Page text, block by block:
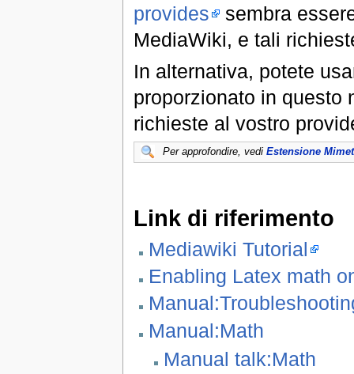
provides sembra
MediaWiki, e tali
In alternativa, potete
proporzionato in questo
richieste al vostro
Per approfondire, vedi Estensione
Link di riferimento
Mediawiki Tutorial
Enabling Latex math
Manual:Math
Manual talk:Math